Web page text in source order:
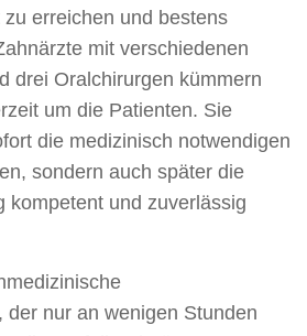
erreichen und bestens
mit verschiedenen
drei Oralchirurgen kümmern
um die Patienten. Sie
die medizinisch notwendigen
sondern auch später die
kompetent und zuverlässig
der nur an wenigen Stunden